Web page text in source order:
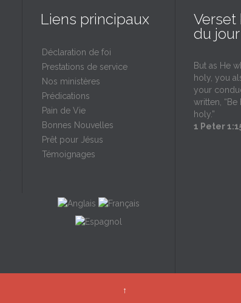
Liens principaux
Déclaration de foi
Prestations de service
Nos ministères
Prédications
Pain de Vie
Bonnes Nouvelles
Prêt pour Jésus
Témoignages
du jour
But as He
holy, you
your
written,
holy.”
1 Peter
↑